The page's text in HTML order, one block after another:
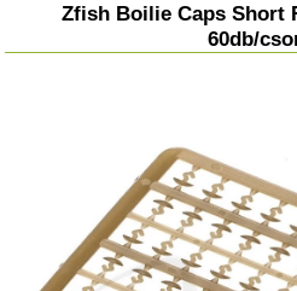
Zfish Boilie Caps Short
60db/